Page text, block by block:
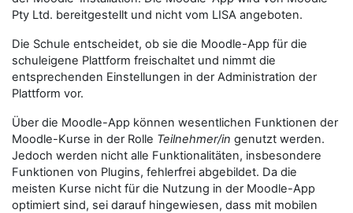
Pty Ltd. bereitgestellt und nicht vom LISA angeboten.
Die Schule entscheidet, ob sie die Moodle-App für die
schuleigene Plattform freischaltet und nimmt die
entsprechenden Einstellungen in der Administration der
Plattform vor.
Über die Moodle-App können wesentlichen Funktionen der
Moodle-Kurse in der Rolle Teilnehmer/in genutzt werden.
Jedoch werden nicht alle Funktionalitäten, insbesondere
Funktionen von Plugins, fehlerfrei abgebildet. Da die
meisten Kurse nicht für die Nutzung in der Moodle-App
optimiert sind, sei darauf hingewiesen, dass mit mobilen